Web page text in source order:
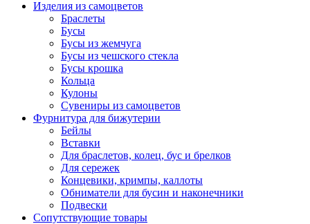
Изделия из самоцветов
Браслеты
Бусы
Бусы из жемчуга
Бусы из чешского стекла
Бусы крошка
Кольца
Кулоны
Сувениры из самоцветов
Фурнитура для бижутерии
Бейлы
Вставки
Для браслетов, колец, бус и брелков
Для сережек
Концевики, кримпы, каллоты
Обниматели для бусин и наконечники
Подвески
Сопутствующие товары